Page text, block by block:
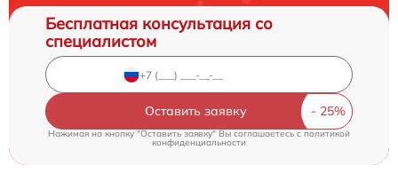
Бесплатная консультация со
специалистом
Оставить заявку
Нажимая на кнопку "Оставить заявку" Вы соглашаетесь c политикой
конфиденциальности